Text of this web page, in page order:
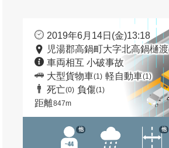
2019年6月14日(金)13:18
児湯郡高鍋町大字北高鍋樋
車両相互 小破事故
大型貨物車(1) 軽自動車(1)
死亡(0) 負傷(1)
距離847m
他 他